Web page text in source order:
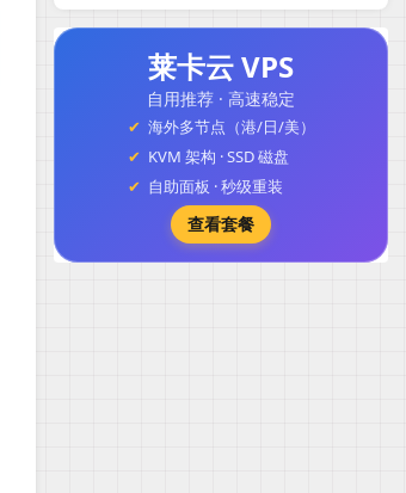
莱卡云 VPS
自用推荐 · 高速稳定
海外多节点（港/日/美）
KVM 架构 · SSD 磁盘
自助面板 · 秒级重装
查看套餐